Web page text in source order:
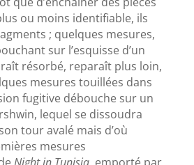
ou moins identifiable, ils
; quelques mesures,
sur l’esquisse d’un
résorbé, reparaît plus loin,
mesures touillées dans
fugitive débouche sur un
lequel se dissoudra
tour avalé mais d’où
mesures